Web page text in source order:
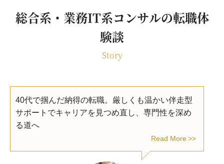
総合系・業務IT系コンサルの転職体
験談
Story
40代で掴んだ納得の転職。厳しくも温かい伴走型
サポートでキャリアを見つめ直し、専門性を深め
る道へ
Read More